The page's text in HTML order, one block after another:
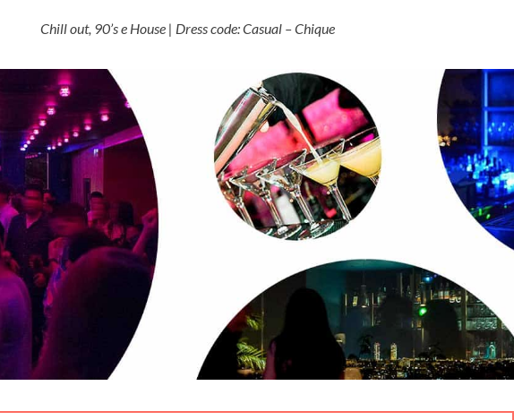
Chill out, 90’s e House | Dress code: Casual – Chique